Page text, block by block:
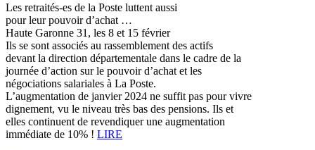
Les retraités-es de la Poste luttent aussi
pour leur pouvoir d’achat …
Haute Garonne 31, les 8 et 15 février
Ils se sont associés au rassemblement des actifs
devant la direction départementale dans le cadre de la
journée d’action sur le pouvoir d’achat et les
négociations salariales à La Poste.
L’augmentation de janvier 2024 ne suffit pas pour vivre
dignement, vu le niveau très bas des pensions. Ils et
elles continuent de revendiquer une augmentation
immédiate de 10% ! LIRE